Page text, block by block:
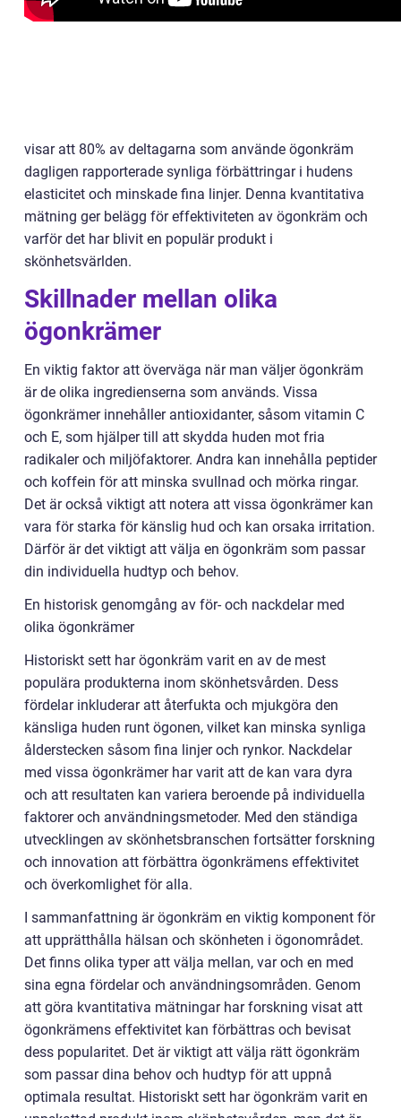
visar att 80% av deltagarna som använde ögonkräm
dagligen rapporterade synliga förbättringar i hudens
elasticitet och minskade fina linjer. Denna kvantitativa
mätning ger belägg för effektiviteten av ögonkräm och
varför det har blivit en populär produkt i
skönhetsvärlden.
Skillnader mellan olika
ögonkrämer
En viktig faktor att överväga när man väljer ögonkräm
är de olika ingredienserna som används. Vissa
ögonkrämer innehåller antioxidanter, såsom vitamin C
och E, som hjälper till att skydda huden mot fria
radikaler och miljöfaktorer. Andra kan innehålla peptider
och koffein för att minska svullnad och mörka ringar.
Det är också viktigt att notera att vissa ögonkrämer kan
vara för starka för känslig hud och kan orsaka irritation.
Därför är det viktigt att välja en ögonkräm som passar
din individuella hudtyp och behov.
En historisk genomgång av för- och nackdelar med
olika ögonkrämer
Historiskt sett har ögonkräm varit en av de mest
populära produkterna inom skönhetsvården. Dess
fördelar inkluderar att återfukta och mjukgöra den
känsliga huden runt ögonen, vilket kan minska synliga
ålderstecken såsom fina linjer och rynkor. Nackdelar
med vissa ögonkrämer har varit att de kan vara dyra
och att resultaten kan variera beroende på individuella
faktorer och användningsmetoder. Med den ständiga
utvecklingen av skönhetsbranschen fortsätter forskning
och innovation att förbättra ögonkrämens effektivitet
och överkomlighet för alla.
I sammanfattning är ögonkräm en viktig komponent för
att upprätthålla hälsan och skönheten i ögonområdet.
Det finns olika typer att välja mellan, var och en med
sina egna fördelar och användningsområden. Genom
att göra kvantitativa mätningar har forskning visat att
ögonkrämens effektivitet kan förbättras och bevisat
dess popularitet. Det är viktigt att välja rätt ögonkräm
som passar dina behov och hudtyp för att uppnå
optimala resultat. Historiskt sett har ögonkräm varit en